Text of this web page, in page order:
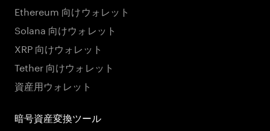
Ethereum 向けウォレット
Solana 向けウォレット
XRP 向けウォレット
Tether 向けウォレット
資産用ウォレット
暗号資産変換ツール